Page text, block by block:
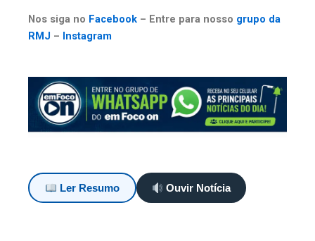
Nos siga no Facebook – Entre para nosso grupo da
RMJ – Instagram
Ler Resumo Ouvir Notícia